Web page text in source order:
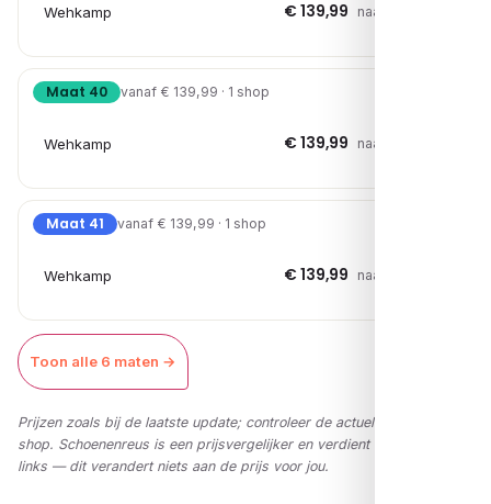
Wehkamp € 139,99 naar shop →
Maat 40 vanaf € 139,99 · 1 shop
Wehkamp € 139,99 naar shop →
Maat 41 vanaf € 139,99 · 1 shop
Wehkamp € 139,99 naar shop →
Toon alle 6 maten →
Prijzen zoals bij de laatste update; controleer de actuele prijs in de
shop. Schoenenreus is een prijsvergelijker en verdient via affiliate-
links — dit verandert niets aan de prijs voor jou.